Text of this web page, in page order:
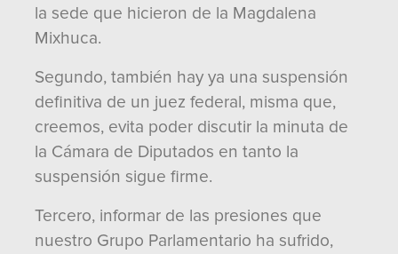
la sede que hicieron de la Magdalena
Mixhuca.
Segundo, también hay ya una suspensión
definitiva de un juez federal, misma que,
creemos, evita poder discutir la minuta de
la Cámara de Diputados en tanto la
suspensión sigue firme.
Tercero, informar de las presiones que
nuestro Grupo Parlamentario ha sufrido,